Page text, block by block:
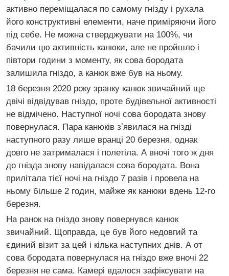
активно переміщалася по самому гнізду і рухала
його конструктивні елементи, наче приміряючи його
під себе. Не можна стверджувати на 100%, чи
бачили цю активність канюки, але не пройшло і
півтори години з моменту, як сова бородата
залишила гніздо, а канюк вже був на ньому.
18 березня 2020 року зранку канюк звичайний ще
двічі відвідував гніздо, проте будівельної активності
не відмічено. Наступної ночі сова бородата знову
повернулася. Пара канюків зʼявилася на гнізді
наступного разу лише вранці 20 березня, однак
довго не затрималася і полетіла. А вночі того ж дня
до гнізда знову навідалася сова бородата. Вона
прилітала тієї ночі на гніздо 7 разів і провела на
ньому більше 2 годин, майже як канюки вдень 12-го
березня.
На ранок на гніздо знову повернувся канюк
звичайний. Щоправда, це був його недовгий та
єдиний візит за цей і кілька наступних днів. А от
сова бородата повернулася на гніздо вже вночі 22
березня не сама. Камері вдалося зафіксувати на